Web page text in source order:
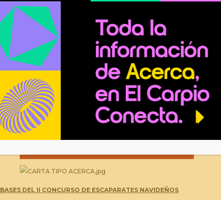
BASES DEL II CONCURSO DE ESCAPARATES NAVIDEÑOS